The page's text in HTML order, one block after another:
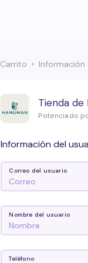
Carrito Información
Tienda de
Potenciado
Información del
Correo del usuario
Nombre del usuario
Teléfono